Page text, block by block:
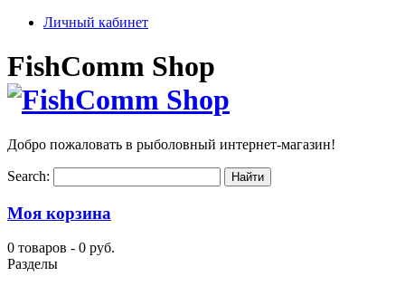
Личный кабинет
FishComm Shop
Добро пожаловать в рыболовный интернет-магазин!
Search:
Моя корзина
0 товаров - 0 руб.
Разделы